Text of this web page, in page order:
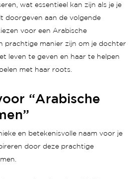
wat essentieel kan zijn als je je
doorgeven aan de volgende
voor een Arabische
prachtige manier zijn om je dochter
leven te geven en haar te helpen
met haar roots.
“Arabische
en betekenisvolle naam voor je
door deze prachtige